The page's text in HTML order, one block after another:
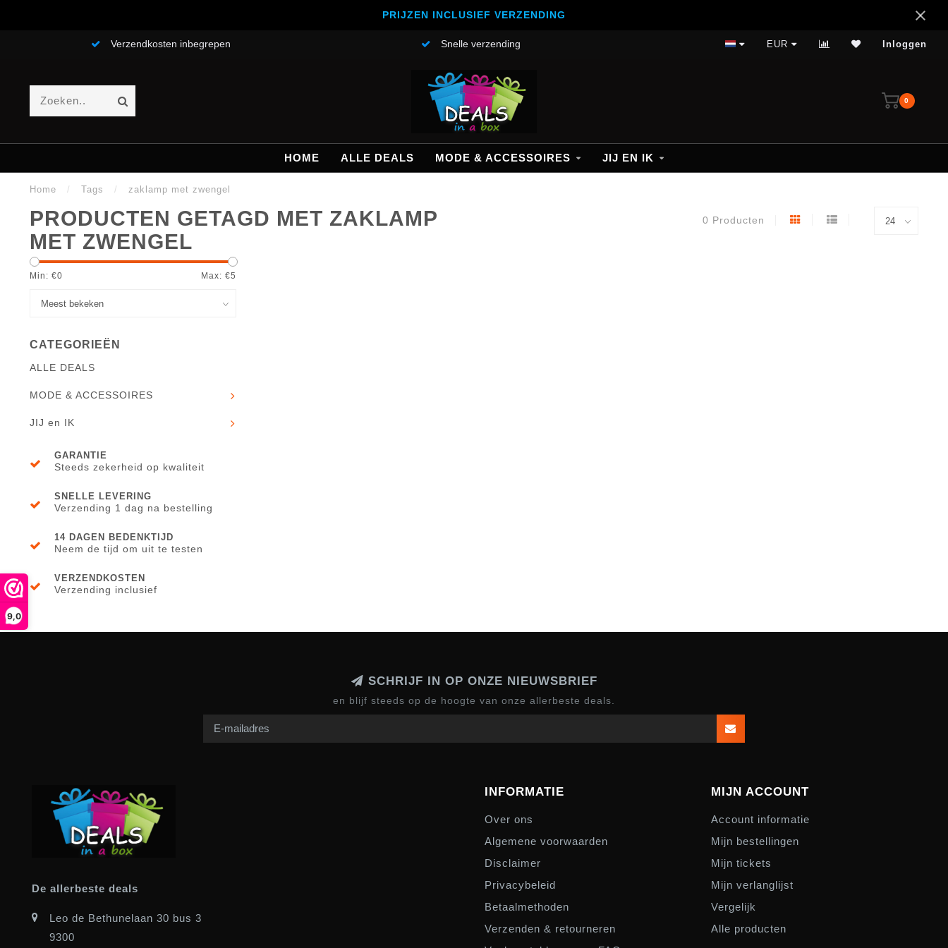
9,0
PRIJZEN INCLUSIEF VERZENDING
Verzendkosten inbegrepen Snelle verzending 14 dagen bedenktijd
EUR Inloggen
0
HOME ALLE DEALS MODE & ACCESSOIRES JIJ EN IK
Home / Tags / zaklamp met zwengel
PRODUCTEN GETAGD MET ZAKLAMP
MET ZWENGEL
0 Producten
Min: €0 Max: €5
CATEGORIEËN
ALLE DEALS
MODE & ACCESSOIRES
JIJ en IK
GARANTIE
Steeds zekerheid op kwaliteit
SNELLE LEVERING
Verzending 1 dag na bestelling
14 DAGEN BEDENKTIJD
Neem de tijd om uit te testen
VERZENDKOSTEN
Verzending inclusief
SCHRIJF IN OP ONZE NIEUWSBRIEF
en blijf steeds op de hoogte van onze allerbeste deals.
De allerbeste deals
Leo de Bethunelaan 30 bus 3
9300
INFORMATIE
Over ons
Algemene voorwaarden
Disclaimer
Privacybeleid
Betaalmethoden
Verzenden & retourneren
MIJN ACCOUNT
Account informatie
Mijn bestellingen
Mijn tickets
Mijn verlanglijst
Vergelijk
Alle producten